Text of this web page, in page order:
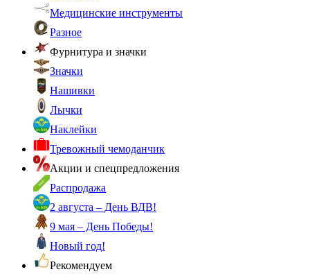
Медицинские инструменты
Разное
Фурнитура и значки
Значки
Нашивки
Лычки
Наклейки
Тревожный чемоданчик
Акции и спецпредложения
Распродажа
2 августа – День ВДВ!
9 мая – День Победы!
Новый год!
Рекомендуем